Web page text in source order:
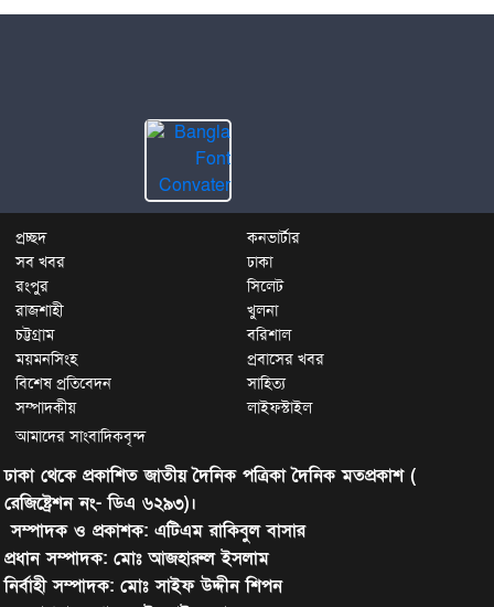
প্রচ্ছদ
কনভার্টার
সব খবর
ঢাকা
রংপুর
সিলেট
রাজশাহী
খুলনা
চট্টগ্রাম
বরিশাল
ময়মনসিংহ
প্রবাসের খবর
বিশেষ প্রতিবেদন
সাহিত্য
সম্পাদকীয়
লাইফস্টাইল
আমাদের সাংবাদিকবৃন্দ
ঢাকা থেকে প্রকাশিত জাতীয় দৈনিক পত্রিকা দৈনিক মতপ্রকাশ (
রেজিষ্ট্রেশন নং- ডিএ ৬২৯৩)।
সম্পাদক ও প্রকাশক: এটিএম রাকিবুল বাসার
প্রধান সম্পাদক: মোঃ আজহারুল ইসলাম
নির্বাহী সম্পাদক: মোঃ সাইফ উদ্দীন শিপন